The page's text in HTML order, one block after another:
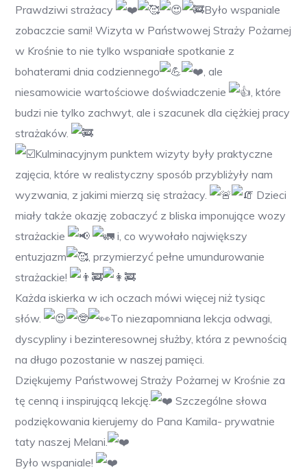
Prawdziwi strażacy
Było wspaniale
zobaczcie sami! Wizyta w Państwowej Straży Pożarnej
w Krośnie to nie tylko wspaniałe spotkanie z
bohaterami dnia codziennego
, ale
niesamowicie wartościowe doświadczenie
, które
budzi nie tylko zachwyt, ale i szacunek dla ciężkiej pracy
strażaków.
Kulminacyjnym punktem wizyty były praktyczne
zajęcia, które w realistyczny sposób przybliżyły nam
wyzwania, z jakimi mierzą się strażacy.
Dzieci
miały także okazję zobaczyć z bliska imponujące wozy
strażackie
i, co wywołało największy
entuzjazm
, przymierzyć pełne umundurowanie
strażackie!
Każda iskierka w ich oczach mówi więcej niż tysiąc
słów.
To niezapomniana lekcja odwagi,
dyscypliny i bezinteresownej służby, która z pewnością
na długo pozostanie w naszej pamięci.
Dziękujemy Państwowej Straży Pożarnej w Krośnie za
tę cenną i inspirującą lekcję.
Szczególne słowa
podziękowania kierujemy do Pana Kamila- prywatnie
taty naszej Melani.
Było wspaniale!